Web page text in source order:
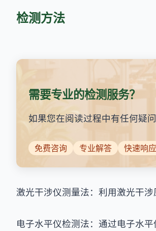
检测方法
需要专业的检测服务？
如果您在阅读过程中有任何疑
免费咨询 专业解答 快速响应
激光干涉仪测量法：利用激光干
电子水平仪检测法：通过电子水